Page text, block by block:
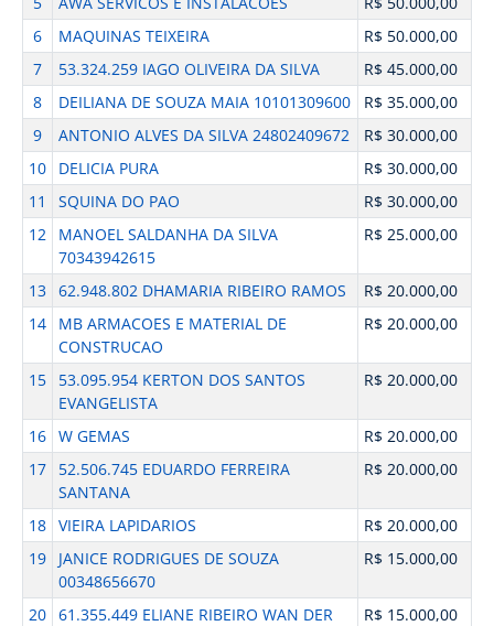
6
MAQUINAS TEIXEIRA
R$ 50.000,00
7
53.324.259 IAGO OLIVEIRA DA SILVA
R$ 45.000,00
8
DEILIANA DE SOUZA MAIA 10101309600
R$ 35.000,00
9
ANTONIO ALVES DA SILVA 24802409672
R$ 30.000,00
10
DELICIA PURA
R$ 30.000,00
11
SQUINA DO PAO
R$ 30.000,00
12
MANOEL SALDANHA DA SILVA
70343942615
R$ 25.000,00
13 62.948.802 DHAMARIA RIBEIRO RAMOS
R$ 20.000,00
14
MB ARMACOES E MATERIAL DE
CONSTRUCAO
R$ 20.000,00
15
53.095.954 KERTON DOS SANTOS
EVANGELISTA
R$ 20.000,00
16 W GEMAS
R$ 20.000,00
17
52.506.745 EDUARDO FERREIRA
SANTANA
R$ 20.000,00
18 VIEIRA LAPIDARIOS
R$ 20.000,00
19
JANICE RODRIGUES DE SOUZA
00348656670
R$ 15.000,00
20 61.355.449 ELIANE RIBEIRO WAN DER
R$ 15.000,00